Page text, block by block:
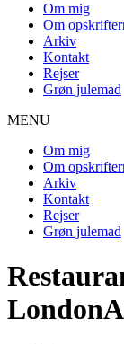
Om mig
Om
Arkiv
Kontakt
Rejser
Grøn julemad
MENU
Om mig
Om
Arkiv
Kontakt
Rejser
Grøn julemad